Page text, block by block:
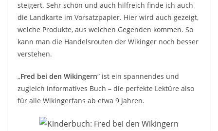
steigert. Sehr schön und auch hilfreich finde ich auch
die Landkarte im Vorsatzpapier. Hier wird auch gezeigt,
welche Produkte, aus welchen Gegenden kommen. So
kann man die Handelsrouten der Wikinger noch besser
verstehen.
„Fred bei den Wikingern“ ist ein spannendes und
zugleich informatives Buch – die perfekte Lektüre also
für alle Wikingerfans ab etwa 9 Jahren.